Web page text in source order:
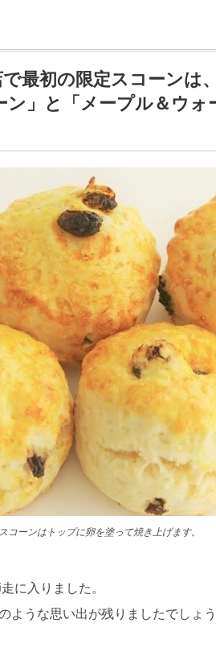
最初の限定スコーンは
」と「メープル＆ウォ
ーンはトップに卵を塗って焼き上げます。
に入りました。
ような思い出が残りましたでしょ